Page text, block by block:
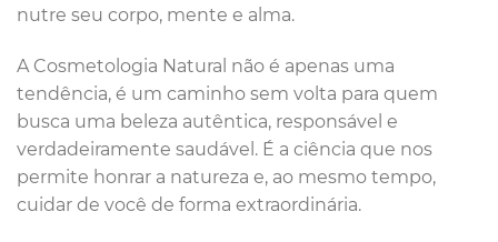
nutre seu corpo, mente e alma.
A Cosmetologia Natural não é apenas uma
tendência, é um caminho sem volta para quem
busca uma beleza autêntica, responsável e
verdadeiramente saudável. É a ciência que nos
permite honrar a natureza e, ao mesmo tempo,
cuidar de você de forma extraordinária.